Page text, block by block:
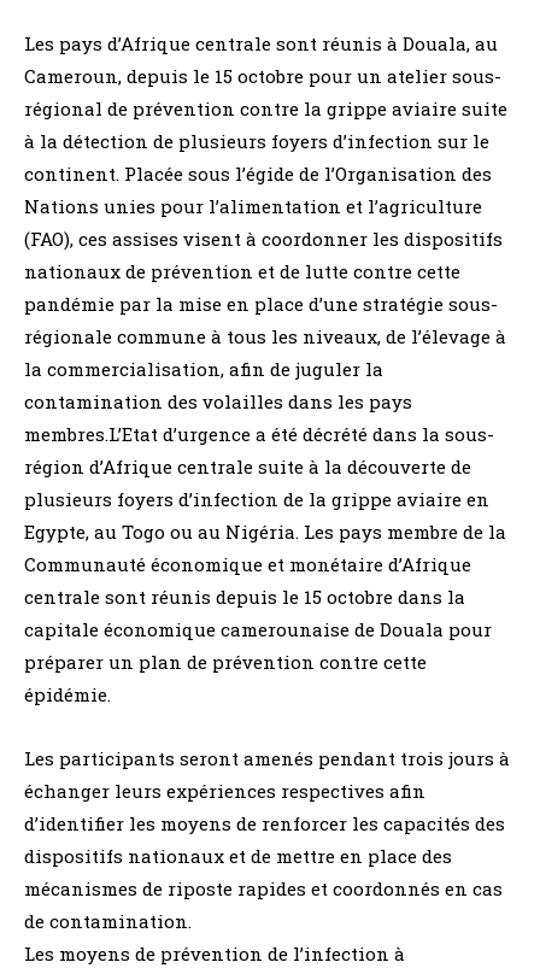
Les pays d’Afrique centrale sont réunis à Douala, au
Cameroun, depuis le 15 octobre pour un atelier sous-
régional de prévention contre la grippe aviaire suite
à la détection de plusieurs foyers d’infection sur le
continent. Placée sous l’égide de l’Organisation des
Nations unies pour l’alimentation et l’agriculture
(FAO), ces assises visent à coordonner les dispositifs
nationaux de prévention et de lutte contre cette
pandémie par la mise en place d’une stratégie sous-
régionale commune à tous les niveaux, de l’élevage à
la commercialisation, afin de juguler la
contamination des volailles dans les pays
membres.L’Etat d’urgence a été décrété dans la sous-
région d’Afrique centrale suite à la découverte de
plusieurs foyers d’infection de la grippe aviaire en
Egypte, au Togo ou au Nigéria. Les pays membre de la
Communauté économique et monétaire d’Afrique
centrale sont réunis depuis le 15 octobre dans la
capitale économique camerounaise de Douala pour
préparer un plan de prévention contre cette
épidémie.
Les participants seront amenés pendant trois jours à
échanger leurs expériences respectives afin
d’identifier les moyens de renforcer les capacités des
dispositifs nationaux et de mettre en place des
mécanismes de riposte rapides et coordonnés en cas
de contamination.
Les moyens de prévention de l’infection à